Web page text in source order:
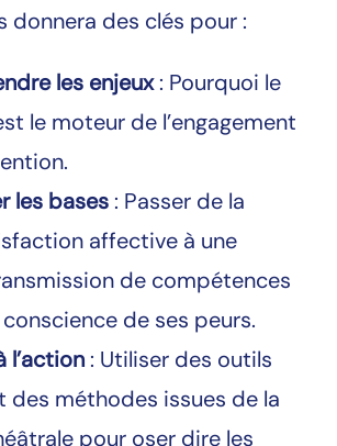
donnera des clés pour :
les enjeux: Pourquoi le
le moteur de l’engagement
les bases : Passer de la
affective à une
de compétences
de ses peurs.
l’action : Utiliser des outils
des méthodes issues de la
pour oser dire les